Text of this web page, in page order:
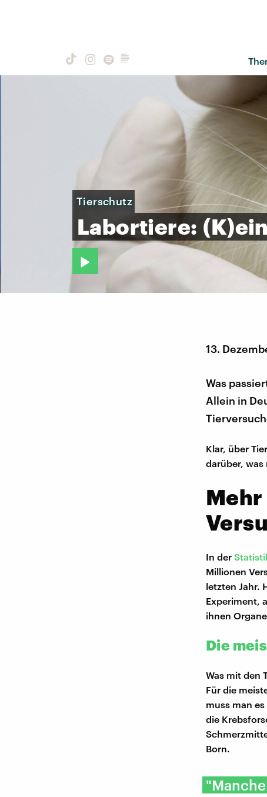
Tierschutz
Labortiere: (K)ein
13.
Was
Allein in
Klar, über
darüber, was
In der
Millionen
letzten Jahr.
Experiment,
ihnen
Die
Was mit den
Für die
muss man
die
Born.